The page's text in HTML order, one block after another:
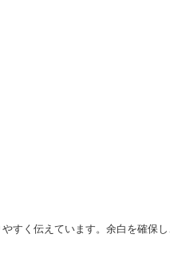
すく伝えています。余白を確保